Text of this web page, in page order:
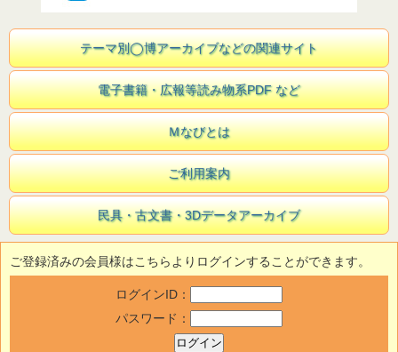
テーマ別◯博アーカイブなどの関連サイト
電子書籍・広報等読み物系PDF など
Ｍなびとは
ご利用案内
民具・古文書・3Dデータアーカイブ
ご登録済みの会員様はこちらよりログインすることができます。
ログインID：
パスワード：